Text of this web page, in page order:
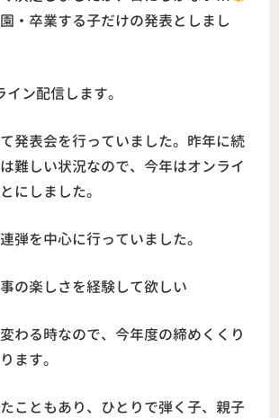
・卒業する子だけの発表としまし
ン配信します。
発表会を行っていました。昨年に続
難しい状況なので、今年はオンライ
にしました。
弾を中心に行っていました。
の楽しさを経験して欲しい
わる時なので、今年度の締めくくり
ます。
こともあり、 ひとりで弾く子、親子